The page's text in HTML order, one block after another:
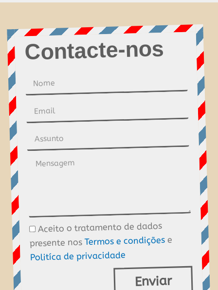
Contacte-nos
Nome
Email
Assunto
Mensagem
Tratamento
de
dados
Aceito o tratamento de dados
presente nosTermos e condiçõese
Politíca de privacidade
Enviar